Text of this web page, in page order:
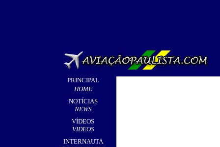
PRINCIPAL
HOME
NOTÍCIAS
NEWS
VÍDEOS
VIDEOS
INTERNAUTA